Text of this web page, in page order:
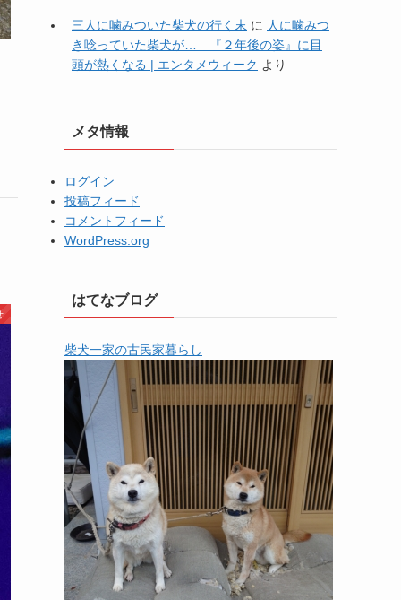
三人に噛みついた柴犬の行く末 に 人に噛みつ
き唸っていた柴犬が… 『２年後の姿』に目
頭が熱くなる | エンタメウィーク より
メタ情報
ログイン
投稿フィード
コメントフィード
WordPress.org
はてなブログ
柴犬一家の古民家暮らし